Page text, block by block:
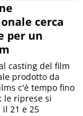
cerca
per un
casting del film
prodotto da
c'è tempo fino
le riprese si
21 e 25